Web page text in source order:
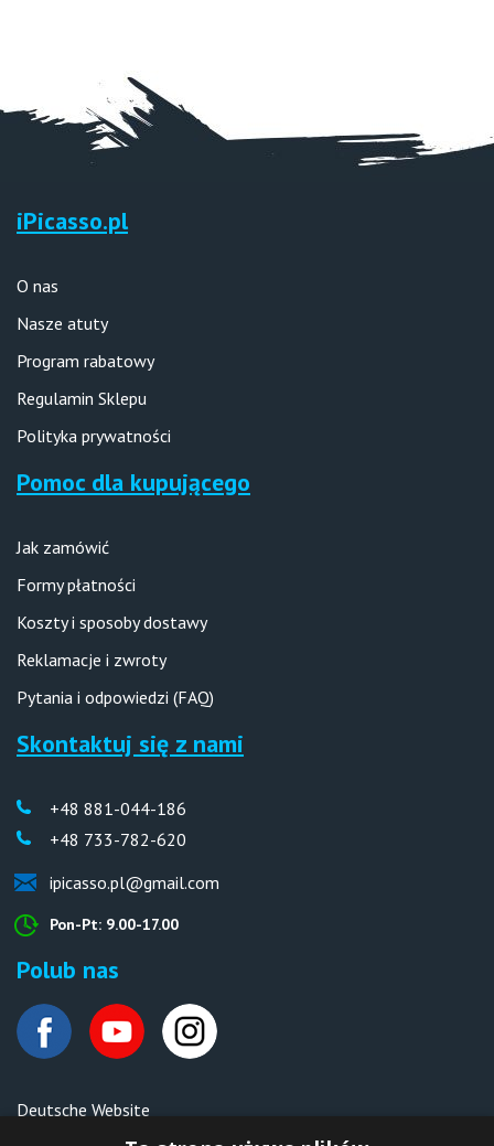
iPicasso.pl
O nas
Nasze atuty
Program rabatowy
Regulamin Sklepu
Polityka prywatności
Pomoc dla kupującego
Jak zamówić
Formy płatności
Koszty i sposoby dostawy
Reklamacje i zwroty
Pytania i odpowiedzi (FAQ)
Skontaktuj się z nami
+48 881-044-186
+48 733-782-620
ipicasso.pl@gmail.com
Pon-Pt: 9.00-17.00
Polub nas
Deutsche Website